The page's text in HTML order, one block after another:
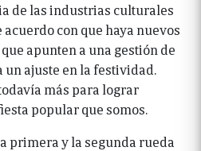
de las industrias culturales
acuerdo con que haya nuevos
apunten a una gestión de
ajuste en la festividad.
más para lograr
popular que somos.
primera y la segunda rueda